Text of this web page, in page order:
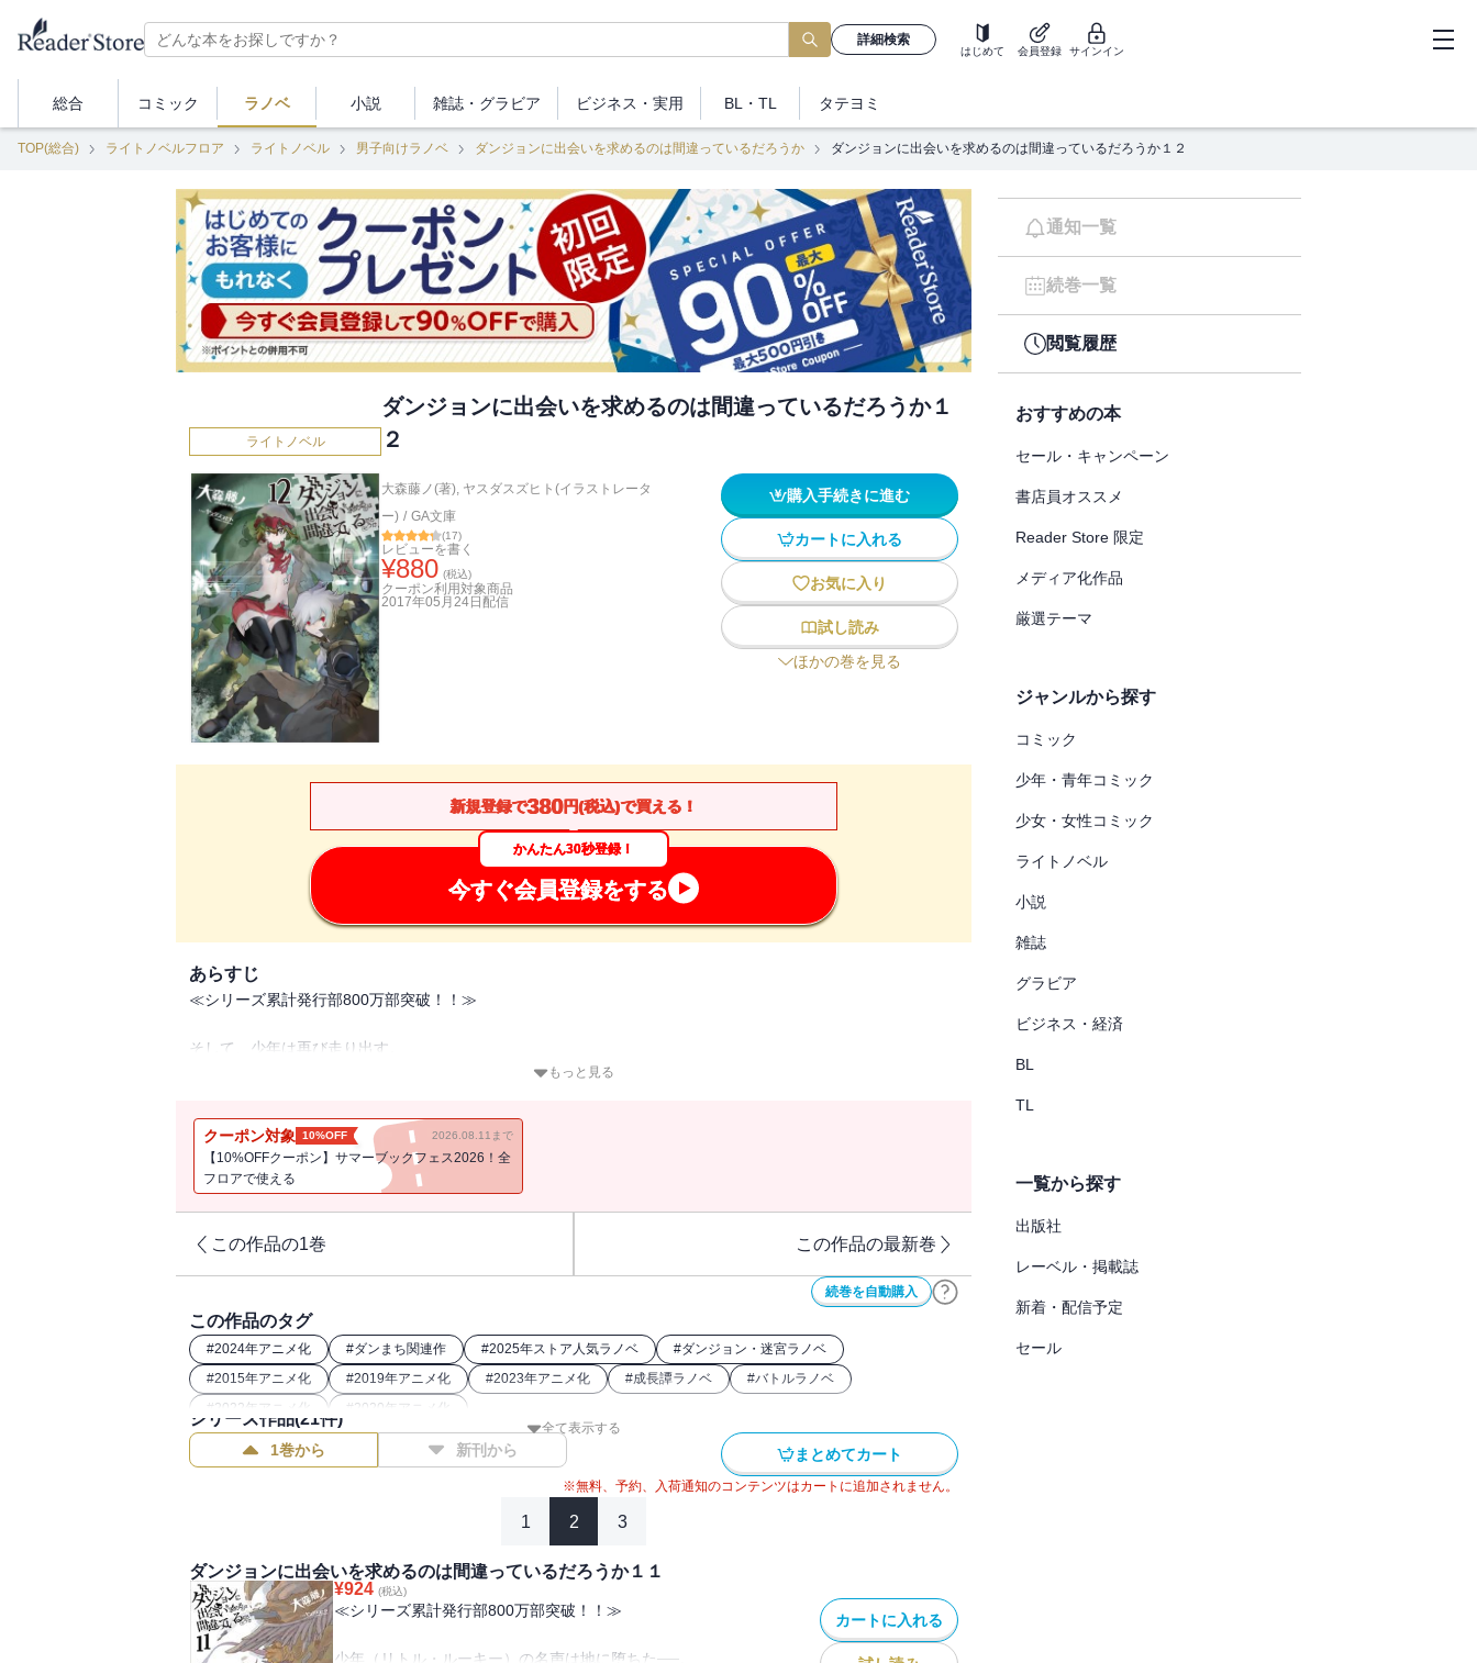
詳細検索
はじめて 会員登録 サインイン
総合 コミック ラノベ 小説 雑誌・ グラビア ビジネス ・実用 BL・TL タテヨミ
TOP(総合) ライトノベルフロア ライトノベル 男子向けラノベ ダンジョンに出会いを求めるのは間違っているだろうか ダンジョンに出会いを求めるのは間違っているだろうか１２
ライトノベル
ダンジョンに出会いを求めるのは間違っているだろうか１
２
大森藤ノ(著), ヤスダスズヒト(イラストレータ
ー) / GA文庫
(17)
レビューを書く
¥880 (税込)
クーポン利用対象商品
2017年05月24日 配信
購入手続きに進む
カートに入れる
お気に入り
試し読み
ほかの巻を見る
新規登録で380円(税込)で買える！
かんたん30秒登録！
今すぐ会員登録をする
あらすじ
≪シリーズ累計発行部800万部突破！！≫
そして、少年は再び走り出す。
たらされるのは一通の書状だった。
「強制任務（ミッション）……『遠征』？」
ベル・クラネルは『資格』を得た、更なる冒険に臨め――。
ギルドより届いた指令がベルを新たな舞台へと導く。
迷宮攻略のために発足される『派閥連盟』。
これまで戦ってきた仲間達とともに、新たな階層、新たなモンスター、そして新たな『未知』に挑む。
これは、少年が歩み、女神が記す、 ──【眷族の物語（ファミリア・ミィス）】── ※電子版は文庫版と一部
異なる場合がありますので、あらかじめご了承ください
もっと見る
クーポン対象 10%OFF 2026.08.11まで
【10%OFFクーポン】サマーブックフェス2026！全
フロアで使える
この作品の1巻 この作品の最新巻
続巻を自動購入
この作品のタグ
#2024年アニメ化 #ダンまち関連作 #2025年ストア人気ラノベ #ダンジョン・迷宮ラノベ
#2015年アニメ化 #2019年アニメ化 #2023年アニメ化 #成長譚ラノベ #バトルラノベ
#2022年アニメ化 #2020年アニメ化
全て表示する
シリーズ作品(21件)
1巻から 新刊から まとめてカート
※無料、予約、入荷通知のコンテンツはカートに追加されません。
1 2 3
ダンジョンに出会いを求めるのは間違っているだろうか１１
¥924 (税込)
≪シリーズ累計発行部800万部突破！！≫
少年（リトル・ルーキー）の名声は地に堕ちた──。
カートに入れる
通知一覧
続巻一覧
閲覧履歴
おすすめの本
セール・キャンペーン
書店員オススメ
Reader Store 限定
メディア化作品
厳選テーマ
ジャンルから探す
コミック
少年・青年コミック
少女・女性コミック
ライトノベル
小説
雑誌
グラビア
ビジネス・経済
BL
TL
一覧から探す
出版社
レーベル・掲載誌
新着・配信予定
セール